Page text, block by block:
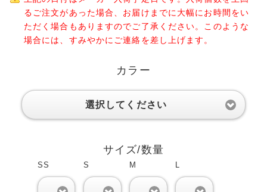
るご注文があった場合、お届けまでに大幅にお時間をい
ただく場合もありますのでご了承ください。このような
場合には、すみやかにご連絡を差し上げます。
カラー
選択してください
サイズ/数量
SS S M L